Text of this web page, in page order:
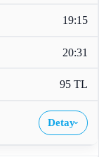
19:15
20:31
95 TL
Detay›